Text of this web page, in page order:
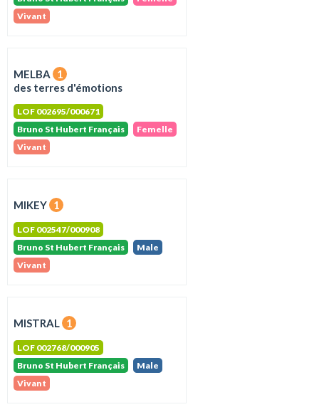
Vivant
MELBA
1
des terres d'émotions
LOF 002695/000671
Bruno St Hubert Français
Femelle
Vivant
MIKEY 1
LOF 002547/000908
Bruno St Hubert Français
Male
Vivant
MISTRAL 1
LOF 002768/000905
Bruno St Hubert Français
Male
Vivant